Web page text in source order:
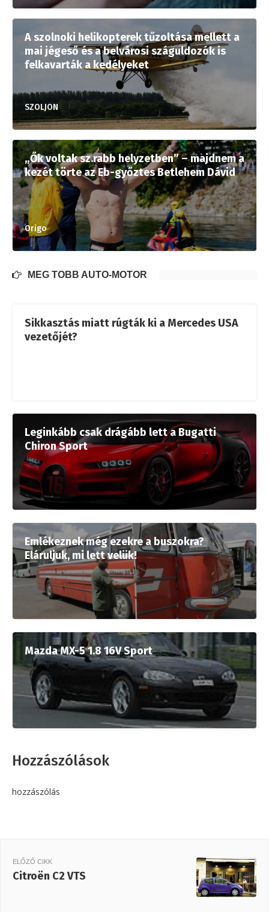
A szolnoki helikopterek tűzoltása mellett a
mai jégeső és a belvárosi száguldozók is
felkavarták a kedélyeket
SZOLJON
„Ők voltak sz.rabb helyzetben” – majdnem a
kezét törte az Eb-győztes Betlehem Dávid
Origo
MÉG TÖBB AUTÓ-MOTOR
Sikkasztás miatt rúgták ki a Mercedes USA
vezetőjét?
Leginkább csak drágább lett a Bugatti
Chiron Sport
Emlékeznek még ezekre a buszokra?
Eláruljuk, mi lett velük!
Mazda MX-5 1.8 16V Sport
Hozzászólások
hozzászólás
ELŐZŐ CIKK
Citroën C2 VTS